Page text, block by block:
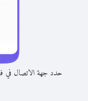
حدد جهة الاتصال في